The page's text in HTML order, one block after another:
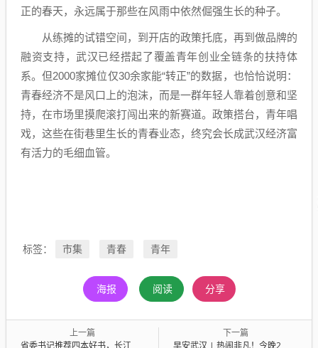
正的春天，永远属于那些在风雨中依然倔强生长的种子。
从练摊的试错空间，到开店的政策托底，再到做品牌的
融资支持，武汉已经搭起了覆盖青年创业全链条的扶持体
系。但2000家摊位仅30余家能“转正”的数据，也恰恰说明：
青春经济不是风口上的泡沫，而是一群年轻人靠着创意和坚
持，在市场里摸爬滚打闯出来的新赛道。政策搭台，青年唱
戏，这些在街巷里生长的青春业态，终究会长成武汉经济富
有活力的毛细血管。
标签： 市集 青春 青年
海报 阅读 分享
上一篇
省委书记推荐四本好书，长江日报参与策划、撰写新书入选
下一篇
早安武汉 | 热闹非凡！今晚2万人赶来武汉这里，交警发布出行提醒